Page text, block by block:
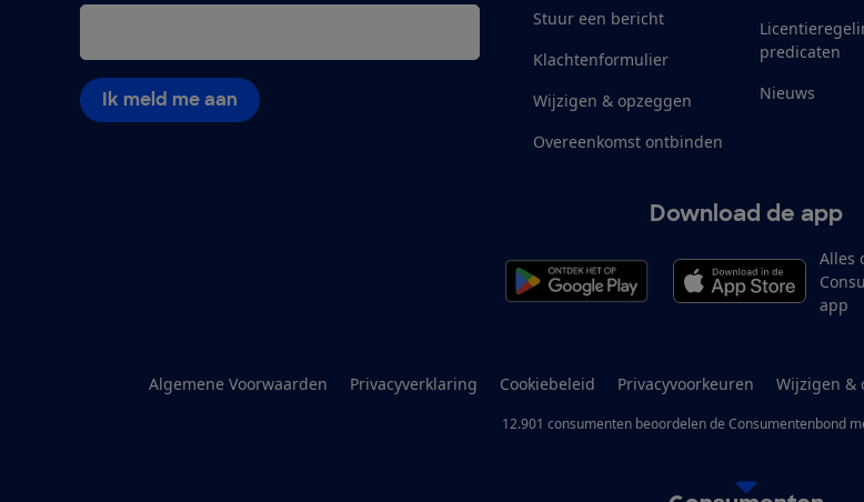
Ik meld me aan
Stuur een bericht
Klachtenformulier
Wijzigen & opzeggen
Overeenkomst ontbinden
predicaten
Nieuws
Download de app
Alles
app
Algemene Voorwaarden Privacyverklaring Cookiebeleid Privacyvoorkeuren Wijzigen &
12.901 consumenten beoordelen de Consumentenbond